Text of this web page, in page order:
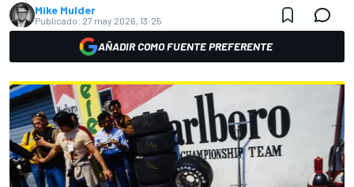
Mike Mulder
Publicado: 27 may 2026, 13:25
AÑADIR COMO FUENTE PREFERENTE